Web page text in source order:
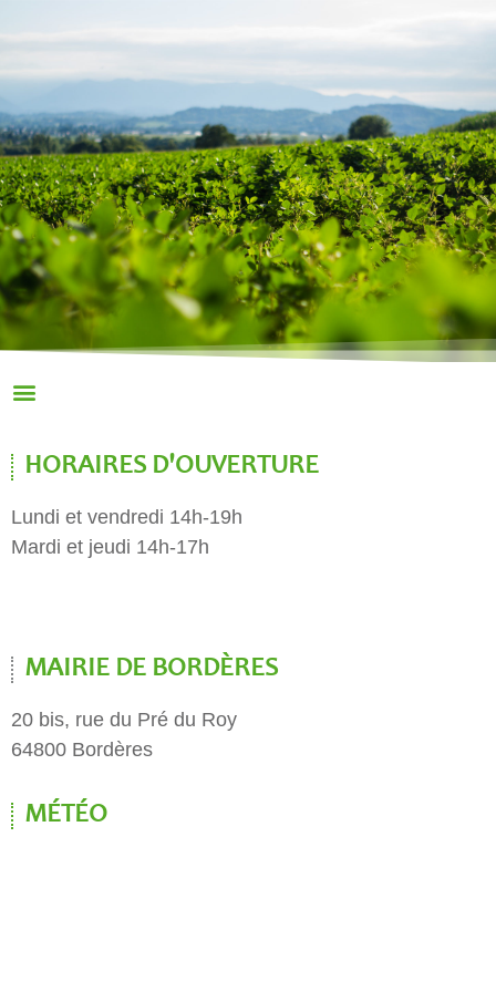
HORAIRES D'OUVERTURE
Lundi et vendredi 14h-19h
Mardi et jeudi 14h-17h
MAIRIE DE BORDÈRES
20 bis, rue du Pré du Roy
64800 Bordères
MÉTÉO